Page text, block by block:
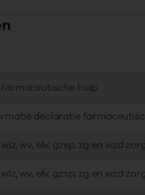
hulp
declaratie
wv, elv, gzsp, zg en wzd
wv, elv, gzsp, zg en wzd